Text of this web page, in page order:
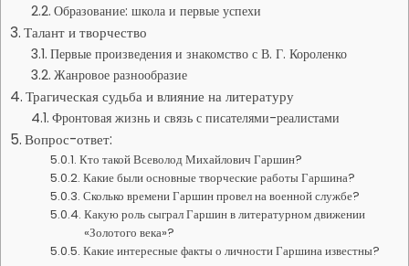
Образование: школа и первые успехи
Талант и творчество
Первые произведения и знакомство с В. Г. Короленко
Жанровое разнообразие
Трагическая судьба и влияние на литературу
Фронтовая жизнь и связь с писателями-реалистами
Вопрос-ответ:
Кто такой Всеволод Михайлович Гаршин?
Какие были основные творческие работы Гаршина?
Сколько времени Гаршин провел на военной службе?
Какую роль сыграл Гаршин в литературном движении
«Золотого века»?
Какие интересные факты о личности Гаршина известны?